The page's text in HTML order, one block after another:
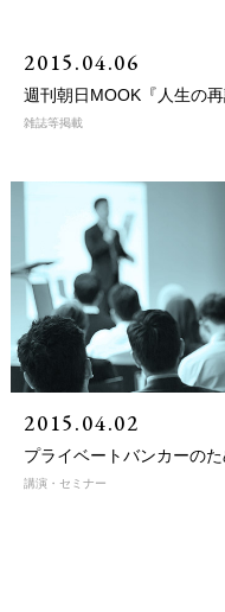
2015.04.06
週刊朝日MOOK『人生の
雑誌等掲載
2015.04.02
プライベートバンカーの
講演・セミナー